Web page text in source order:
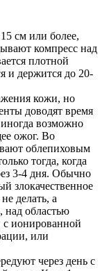
см или более,
компресс над
плотной
и держится до 20-
кожи, но
доводят время
возможно
ожог. Во
облепиховым
тогда, когда
3-4 дня. Обычно
злокачественное
делать, а
над областью
с ионированной
или
через день с